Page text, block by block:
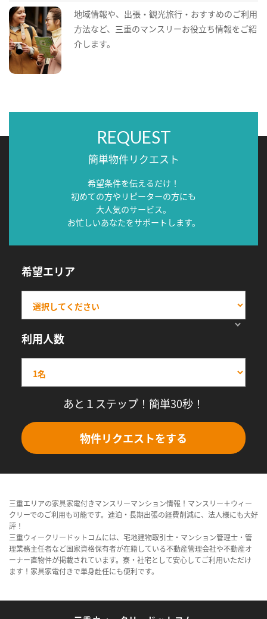
地域情報や、出張・観光旅行・おすすめのご利用
方法など、三重のマンスリーお役立ち情報をご紹
介します。
REQUEST
簡単物件リクエスト
希望条件を伝えるだけ！
初めての方やリピーターの方にも
大人気のサービス。
お忙しいあなたをサポートします。
希望エリア
利用人数
あと１ステップ！簡単30秒！
物件リクエストをする
三重エリアの家具家電付きマンスリーマンション情報！マンスリー＋ウィー
クリーでのご利用も可能です。連泊・長期出張の経費削減に、法人様にも大好
評！
三重ウィークリードットコムには、宅地建物取引士・マンション管理士・管
理業務主任者など国家資格保有者が在籍している不動産管理会社や不動産オ
ーナー直物件が掲載されています。寮・社宅として安心してご利用いただけ
ます！家具家電付きで単身赴任にも便利です。